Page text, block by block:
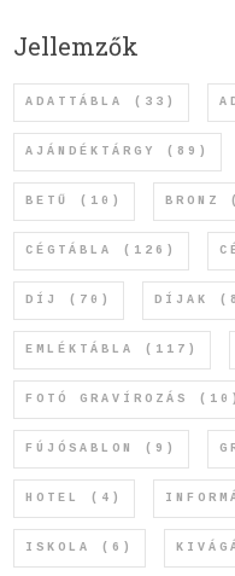
Jellemzők
ADATTÁBLA (33)
AJÁNDÉKTÁRGY (89)
BETŰ (10) BRONZ
CÉGTÁBLA (126)
DÍJ (70) DÍJAK
EMLÉKTÁBLA (117)
FOTÓ GRAVÍROZÁS (10)
FÚJÓSABLON (9)
HOTEL (4)
ISKOLA (6)